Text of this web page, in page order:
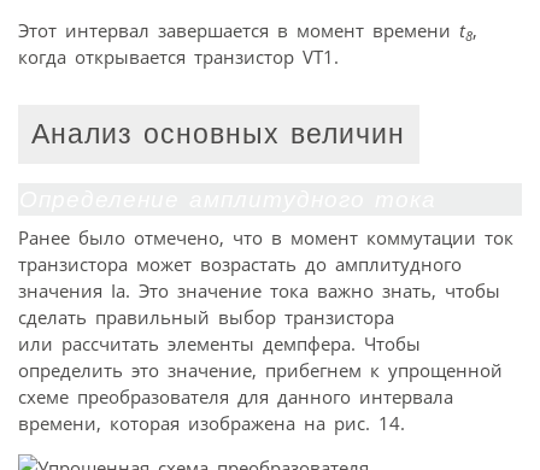
Этот интервал завершается в момент времени t8,
когда открывается транзистор VT1.
Анализ основных величин
Ранее было отмечено, что в момент коммутации ток
транзистора может возрастать до амплитудного
значения Ia. Это значение тока важно знать, чтобы
сделать правильный выбор транзистора
или рассчитать элементы демпфера. Чтобы
определить это значение, прибегнем к упрощенной
схеме преобразователя для данного интервала
времени, которая изображена на рис. 14.